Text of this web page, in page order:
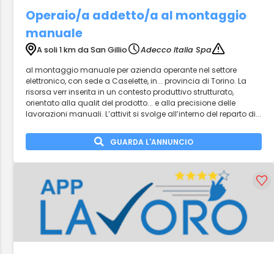
Operaio/a addetto/a al montaggio
manuale
A soli 1 km da San Gillio
Adecco Italia Spa
al montaggio manuale per azienda operante nel settore
elettronico, con sede a Caselette, in... provincia di Torino. La
risorsa verr inserita in un contesto produttivo strutturato,
orientato alla qualit del prodotto... e alla precisione delle
lavorazioni manuali. L’attivit si svolge all’interno del reparto di...
GUARDA L'ANNUNCIO